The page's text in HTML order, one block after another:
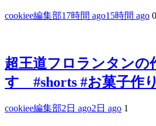
cookiee編集部17時間 ago15時間 ago 0
超王道フロランタンの
す #shorts #お菓子作り
cookiee編集部2日 ago2日 ago 1